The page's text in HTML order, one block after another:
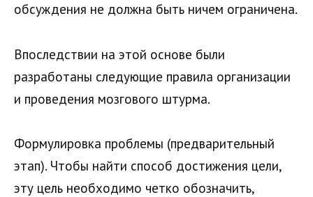
обсуждения не должна быть ничем ограничена.
Впоследствии на этой основе были
разработаны следующие правила организации
и проведения мозгового штурма.
Формулировка проблемы (предварительный
этап). Чтобы найти способ достижения цели,
эту цель необходимо четко обозначить,